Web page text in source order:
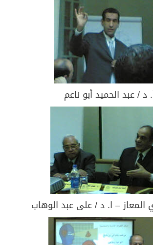
د / عبد الحميد أبو ناعم
المعاز – ا. د / على عبد الوهاب